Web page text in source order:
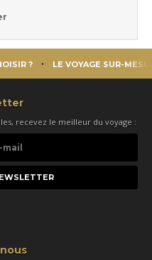
? LE VOYAGE SUR-
recevez le meilleur du voyage :